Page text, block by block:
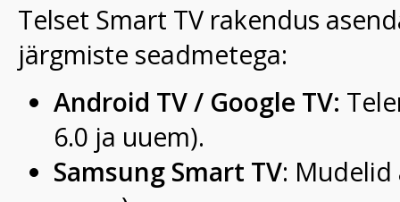
Telset Smart TV rakendus
järgmiste seadmetega:
Android TV / Google TV:
6.0 ja uuem).
Samsung Smart TV: Mudelid